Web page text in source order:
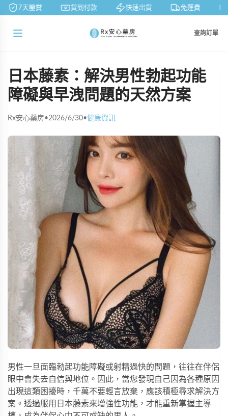
7天鑒賞 貨到付款 快速出貨 免運費
查詢訂單
日本藤素：解決男性勃起功能
障礙與早洩問題的天然方案
Rx安心藥房•2026/6/30•健康資訊
男性一旦面臨勃起功能障礙或射精過快的問題，往往在伴侶
眼中會失去自信與地位。因此，當您發現自己因為各種原因
出現這類困擾時，千萬不要輕言放棄，應該積極尋求解決方
案。透過服用 日本藤素來增強性功能，才能重新掌握主導